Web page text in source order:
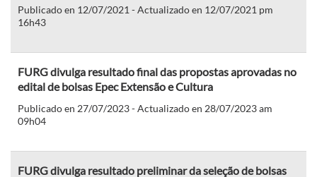
Publicado en 12/07/2021 - Actualizado en 12/07/2021 pm
16h43
FURG divulga resultado final das propostas aprovadas no
edital de bolsas Epec Extensão e Cultura
Publicado en 27/07/2023 - Actualizado en 28/07/2023 am
09h04
FURG divulga resultado preliminar da seleção de bolsas